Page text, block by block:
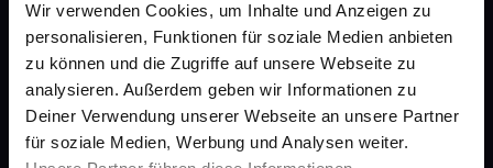
Wir verwenden Cookies, um Inhalte und Anzeigen zu
personalisieren, Funktionen für soziale Medien anbieten
zu können und die Zugriffe auf unsere Webseite zu
analysieren. Außerdem geben wir Informationen zu
Deiner Verwendung unserer Webseite an unsere Partner
für soziale Medien, Werbung und Analysen weiter.
gesund.de